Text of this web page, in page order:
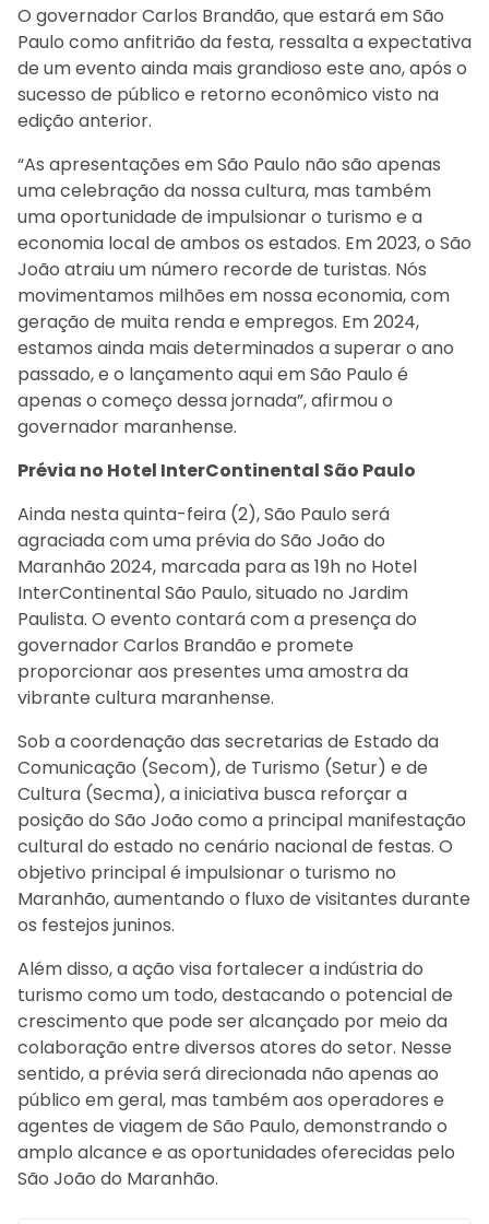
O governador Carlos Brandão, que estará em São
Paulo como anfitrião da festa, ressalta a expectativa
de um evento ainda mais grandioso este ano, após o
sucesso de público e retorno econômico visto na
edição anterior.
“As apresentações em São Paulo não são apenas
uma celebração da nossa cultura, mas também
uma oportunidade de impulsionar o turismo e a
economia local de ambos os estados. Em 2023, o São
João atraiu um número recorde de turistas. Nós
movimentamos milhões em nossa economia, com
geração de muita renda e empregos. Em 2024,
estamos ainda mais determinados a superar o ano
passado, e o lançamento aqui em São Paulo é
apenas o começo dessa jornada”, afirmou o
governador maranhense.
Prévia no Hotel InterContinental São Paulo
Ainda nesta quinta-feira (2), São Paulo será
agraciada com uma prévia do São João do
Maranhão 2024, marcada para as 19h no Hotel
InterContinental São Paulo, situado no Jardim
Paulista. O evento contará com a presença do
governador Carlos Brandão e promete
proporcionar aos presentes uma amostra da
vibrante cultura maranhense.
Sob a coordenação das secretarias de Estado da
Comunicação (Secom), de Turismo (Setur) e de
Cultura (Secma), a iniciativa busca reforçar a
posição do São João como a principal manifestação
cultural do estado no cenário nacional de festas. O
objetivo principal é impulsionar o turismo no
Maranhão, aumentando o fluxo de visitantes durante
os festejos juninos.
Além disso, a ação visa fortalecer a indústria do
turismo como um todo, destacando o potencial de
crescimento que pode ser alcançado por meio da
colaboração entre diversos atores do setor. Nesse
sentido, a prévia será direcionada não apenas ao
público em geral, mas também aos operadores e
agentes de viagem de São Paulo, demonstrando o
amplo alcance e as oportunidades oferecidas pelo
São João do Maranhão.